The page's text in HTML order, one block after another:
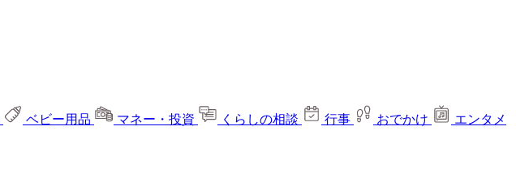
ベビー用品 マネー・投資 くらしの相談 行事 おでかけ
エンタメ